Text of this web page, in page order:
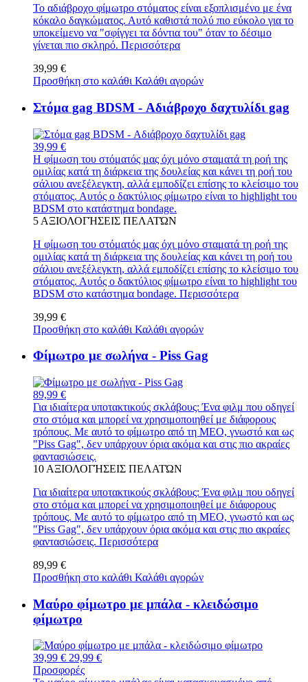
Το αδιάβροχο φίμωτρο στόματος είναι εξοπλισμένο με ένα
κόκαλο δαγκώματος. Αυτό καθιστά πολύ πιο εύκολο για το
υποκείμενο να "σφίγγει τα δόντια του" όταν το δέσιμο
γίνεται πιο σκληρό. Περισσότερα
39,99 €
Προσθήκη στο καλάθι Καλάθι αγορών
Στόμα gag BDSM - Αδιάβροχο δαχτυλίδι gag
39,99 €
Η φίμωση του στόματός μας όχι μόνο σταματά τη ροή της
ομιλίας κατά τη διάρκεια της δουλείας και κάνει τη ροή του
σάλιου ανεξέλεγκτη, αλλά εμποδίζει επίσης το κλείσιμο του
στόματος. Αυτός ο δακτύλιος φίμωτρο είναι το highlight του
BDSM στο κατάστημα bondage.
5 ΑΞΙΟΛΟΓΉΣΕΙΣ ΠΕΛΑΤΏΝ
Η φίμωση του στόματός μας όχι μόνο σταματά τη ροή της
ομιλίας κατά τη διάρκεια της δουλείας και κάνει τη ροή του
σάλιου ανεξέλεγκτη, αλλά εμποδίζει επίσης το κλείσιμο του
στόματος. Αυτός ο δακτύλιος φίμωτρο είναι το highlight του
BDSM στο κατάστημα bondage. Περισσότερα
39,99 €
Προσθήκη στο καλάθι Καλάθι αγορών
Φίμωτρο με σωλήνα - Piss Gag
89,99 €
Για ιδιαίτερα υποτακτικούς σκλάβους: Ένα φιλμ που οδηγεί
στο στόμα και μπορεί να χρησιμοποιηθεί με διάφορους
τρόπους. Με αυτό το φίμωτρο από τη MEO, γνωστό και ως
"Piss Gag", δεν υπάρχουν όρια ακόμα και στις πιο ακραίες
φαντασιώσεις.
10 ΑΞΙΟΛΟΓΉΣΕΙΣ ΠΕΛΑΤΏΝ
Για ιδιαίτερα υποτακτικούς σκλάβους: Ένα φιλμ που οδηγεί
στο στόμα και μπορεί να χρησιμοποιηθεί με διάφορους
τρόπους. Με αυτό το φίμωτρο από τη MEO, γνωστό και ως
"Piss Gag", δεν υπάρχουν όρια ακόμα και στις πιο ακραίες
φαντασιώσεις. Περισσότερα
89,99 €
Προσθήκη στο καλάθι Καλάθι αγορών
Μαύρο φίμωτρο με μπάλα - κλειδώσιμο
φίμωτρο
39,99 € 29,99 €
Προσφορές